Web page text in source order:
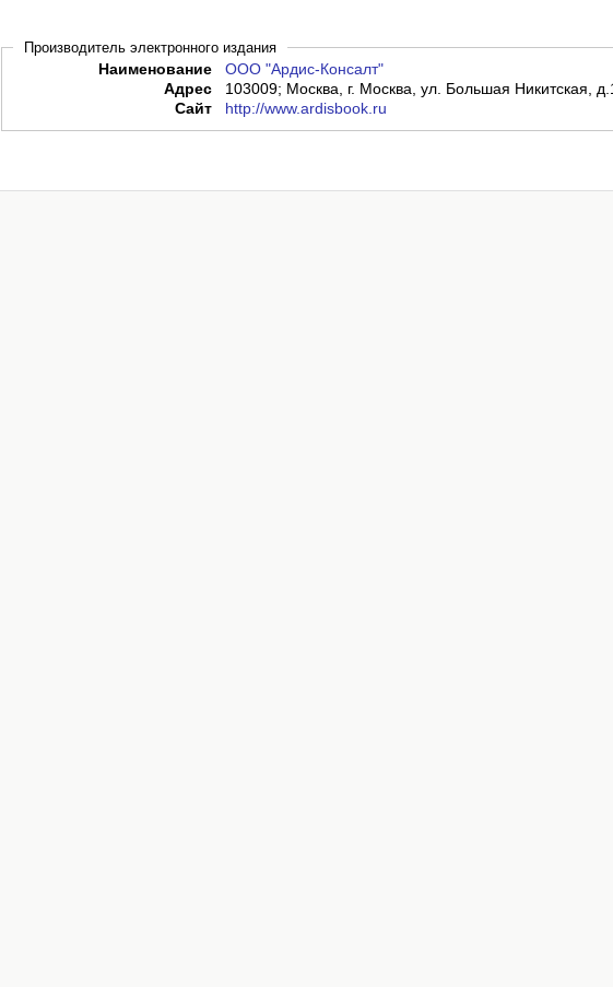
Производитель электронного издания
Наименование
ООО "Ардис-Консалт"
Адрес
103009; Москва, г. Москва, ул. Большая Никитская,
Сайт
http://www.ardisbook.ru